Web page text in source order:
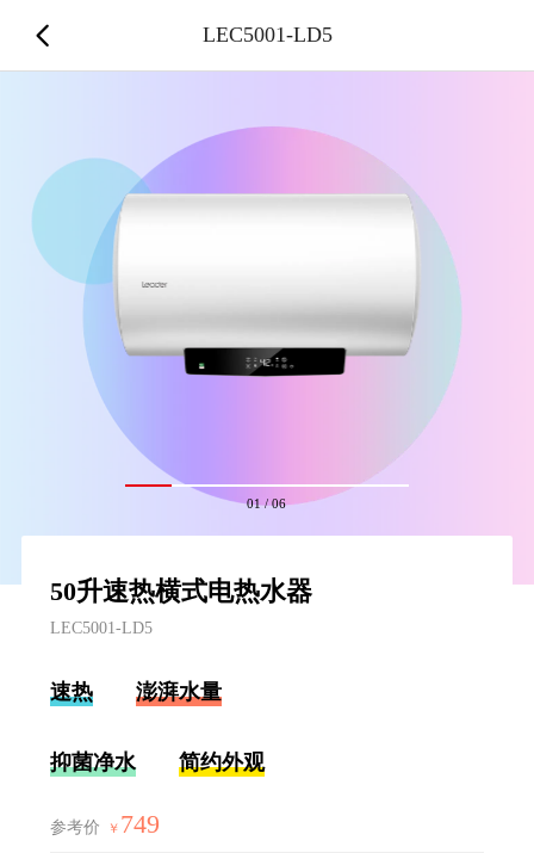
01/06
50升速热横式电热水器
LEC5001-LD5
速热 澎湃水量
抑菌净水 简约外观
参考价 ￥ 749
LEC5001-LD5